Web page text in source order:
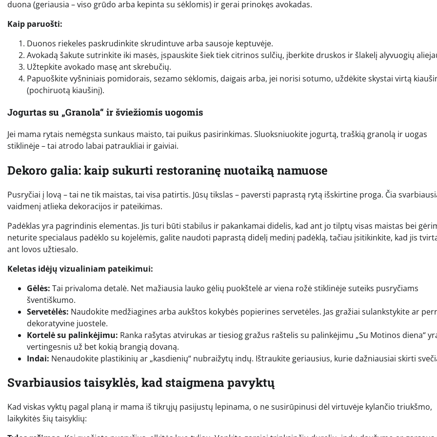
duona (geriausia – viso grūdo arba kepinta su sėklomis) ir gerai prinokęs avokadas.
Kaip paruošti:
Duonos riekeles paskrudinkite skrudintuve arba sausoje keptuvėje.
Avokadą šakute sutrinkite iki masės, įspauskite šiek tiek citrinos sulčių, įberkite druskos ir šlakelį alyvuogių
Užtepkite avokado masę ant skrebučių.
Papuoškite vyšniniais pomidorais, sezamo sėklomis, daigais arba, jei norisi sotumo, uždėkite skystai virtą
(pochiruotą kiaušinį).
Jogurtas su „Granola“ ir šviežiomis uogomis
Jei mama rytais nemėgsta sunkaus maisto, tai puikus pasirinkimas. Sluoksniuokite jogurtą, traškią granolą ir uogas
stiklinėje – tai atrodo labai patraukliai ir gaiviai.
Dekoro galia: kaip sukurti restoraninę nuotaiką namuose
Pusryčiai į lovą – tai ne tik maistas, tai visa patirtis. Jūsų tikslas – paversti paprastą rytą išskirtine proga. Čia
vaidmenį atlieka dekoracijos ir pateikimas.
Padėklas yra pagrindinis elementas. Jis turi būti stabilus ir pakankamai didelis, kad ant jo tilptų visas maistas bei
neturite specialaus padėklo su kojelėmis, galite naudoti paprastą didelį medinį padėklą, tačiau įsitikinkite, kad jis
ant lovos užtiesalo.
Keletas idėjų vizualiniam pateikimui:
Gėlės: Tai privaloma detalė. Net mažiausia lauko gėlių puokštelė ar viena rožė stiklinėje suteiks pusryčiams
šventiškumo.
Servetėlės: Naudokite medžiagines arba aukštos kokybės popierines servetėles. Jas gražiai sulankstykite ar
dekoratyvine juostele.
Kortelė su palinkėjimu: Ranka rašytas atvirukas ar tiesiog gražus raštelis su palinkėjimu „Su Motinos diena“
vertingesnis už bet kokią brangią dovaną.
Indai: Nenaudokite plastikinių ar „kasdienių“ nubraižytų indų. Ištraukite geriausius, kurie dažniausiai skirti
Svarbiausios taisyklės, kad staigmena pavyktų
Kad viskas vyktų pagal planą ir mama iš tikrųjų pasijustų lepinama, o ne susirūpinusi dėl virtuvėje kylančio triukšmo,
laikykitės šių taisyklių: